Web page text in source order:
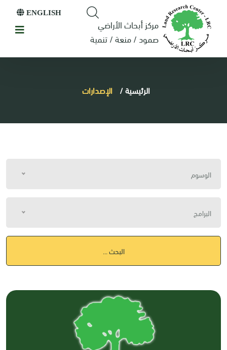
مركز أبحاث الأراضي
صمود / منعة / تنمية
ENGLISH
الرئيسية/ الإصدارات
الوسوم
البرامج
البحث ...